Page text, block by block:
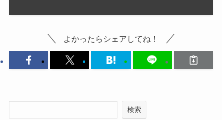
よかったらシェアしてね！
検索